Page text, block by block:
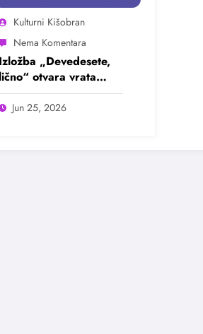
Kulturni Kišobran
Izložba „Devedesete,
lično“ otvara vrata
pričama jedne
decenije
Jun 25, 2026